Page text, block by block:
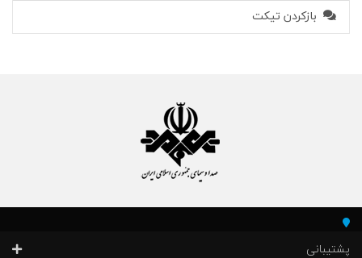
بازکردن تیکت
پشتیبانی